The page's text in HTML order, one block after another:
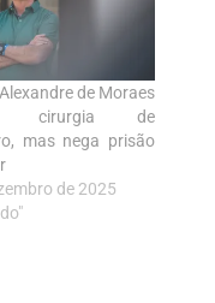
de Moraes
cirurgia de
mas nega prisão
de 2025